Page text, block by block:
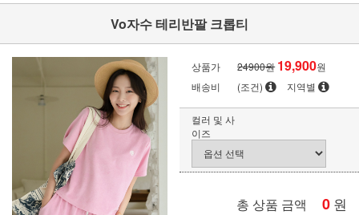
Vo자수 테리반팔 크롭티
상품가 24900원 19,900원
배송비
(조건) 지역별
컬러 및 사
이즈
총 상품 금액 0 원